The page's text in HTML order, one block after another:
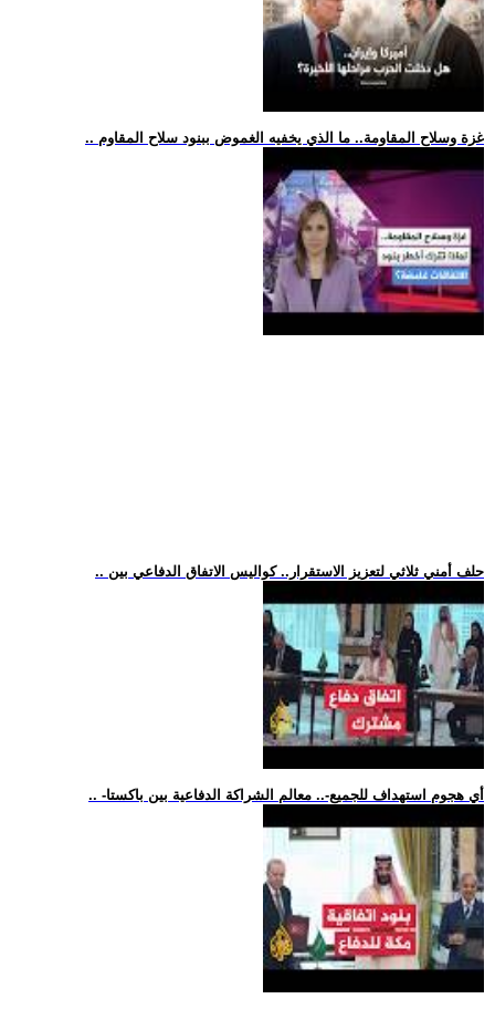
.. غزة وسلاح المقاومة.. ما الذي يخفيه الغموض ببنود سلاح المقاوم
.. حلف أمني ثلاثي لتعزيز الاستقرار.. كواليس الاتفاق الدفاعي بين
.. -أي هجوم استهداف للجميع-.. معالم الشراكة الدفاعية بين باكستا